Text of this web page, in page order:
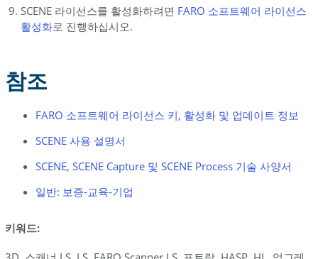
SCENE 라이선스를 활성화하려면 FARO 소프트웨어 라이선스
활성화로 진행하십시오.
참조
FARO 소프트웨어 라이선스 키, 활성화 및 업데이트 정보
SCENE 사용 설명서
SCENE, SCENE Capture 및 SCENE Process 기술 사양서
일반: 보증-교육-기업
키워드: